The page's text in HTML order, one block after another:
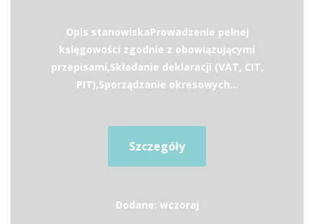
Opis stanowiskaProwadzenie pełnej
księgowości zgodnie z obowiązującymi
przepisami,Składanie deklaracji (VAT, CIT,
PIT),Sporządzanie okresowych...
Szczegóły
Dodane: wczoraj